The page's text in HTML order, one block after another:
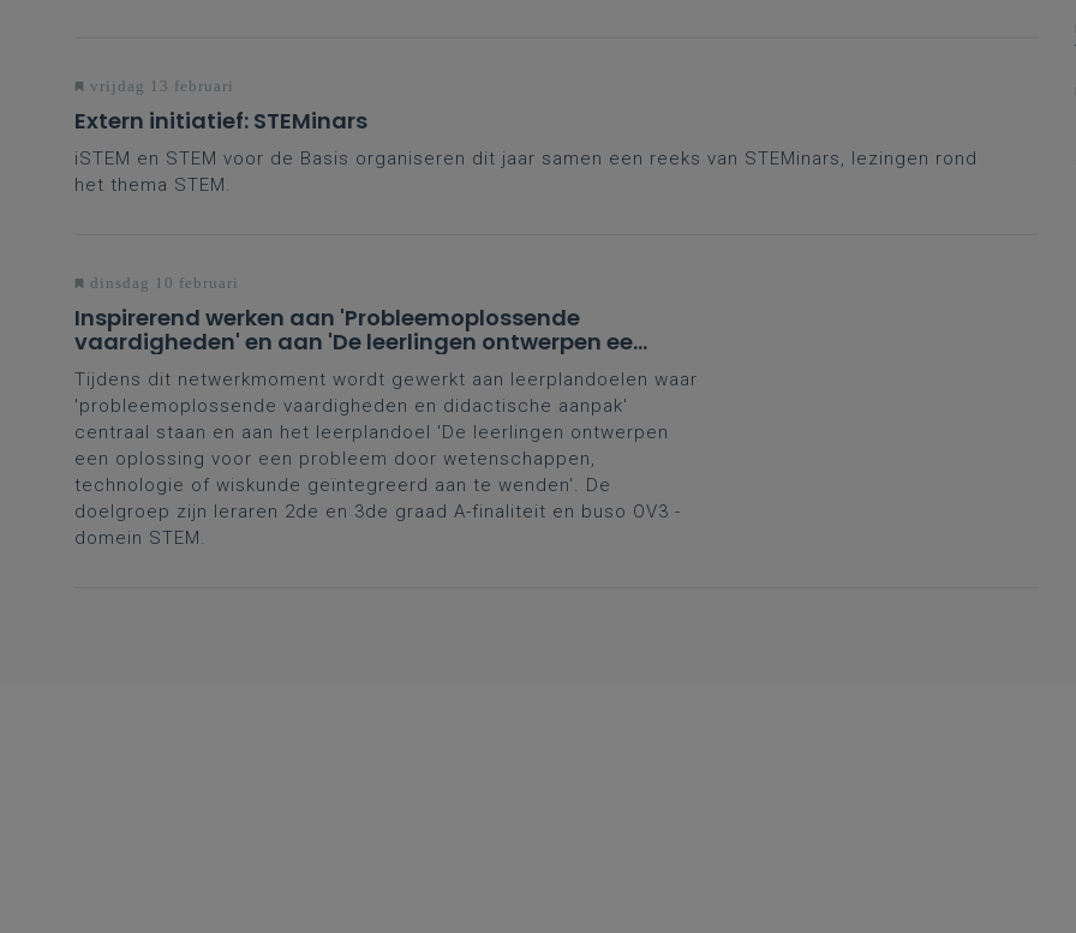
vrijdag 13 februari
Extern initiatief: STEMinars
iSTEM en STEM voor de Basis organiseren dit jaar samen een reeks van STEMinars, lezingen rond
het thema STEM.
dinsdag 10 februari
Inspirerend werken aan 'Probleemoplossende
vaardigheden' en aan 'De leerlingen ontwerpen een
oplossing voor een probleem of uitdaging'
Tijdens dit netwerkmoment wordt gewerkt aan leerplandoelen waar
'probleemoplossende vaardigheden en didactische aanpak'
centraal staan en aan het leerplandoel 'De leerlingen ontwerpen
een oplossing voor een probleem door wetenschappen,
technologie of wiskunde geïntegreerd aan te wenden'. De
doelgroep zijn leraren 2de en 3de graad A-finaliteit en buso OV3 -
domein STEM.